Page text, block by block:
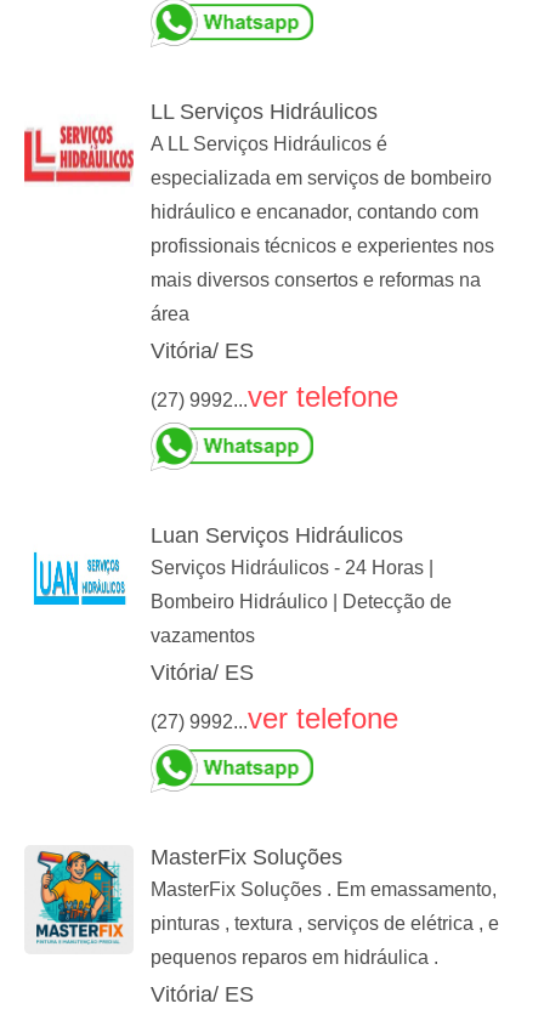
LL Serviços Hidráulicos
A LL Serviços Hidráulicos é
especializada em serviços de bombeiro
hidráulico e encanador, contando com
profissionais técnicos e experientes nos
mais diversos consertos e reformas na
área
Vitória/ ES
(27) 9992...ver telefone
Luan Serviços Hidráulicos
Serviços Hidráulicos - 24 Horas |
Bombeiro Hidráulico | Detecção de
vazamentos
Vitória/ ES
(27) 9992...ver telefone
MasterFix Soluções
MasterFix Soluções . Em emassamento,
pinturas , textura , serviços de elétrica , e
pequenos reparos em hidráulica .
Vitória/ ES